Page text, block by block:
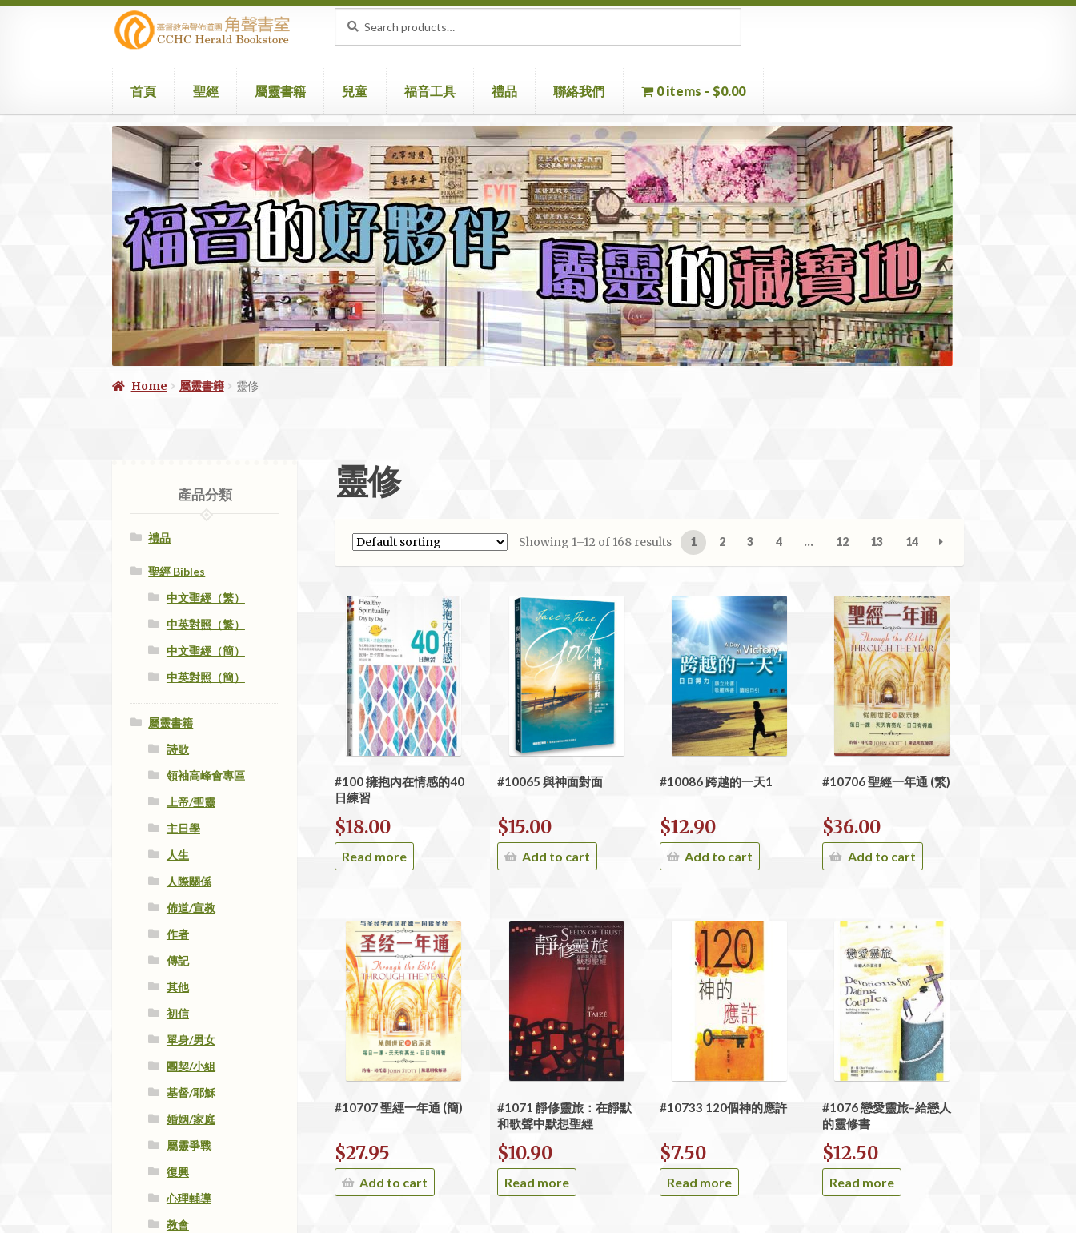
Skip
to
Skip
to
for:
首頁 聖經 屬靈書籍 兒童 福音工具 禮品 聯絡我們 0 items $0.00
HomeAttributionCartCheckout 聖經機 首頁 聖經 聯絡我們
Home 屬靈書籍 靈修
靈修
Showing 1–12 of 168 results 1 2 3 4 … 12 13 14
#100 擁抱內在情感的40
日練習
$18.00
Read more
#10065 與神面對面
$15.00
Add to cart
#10086 跨越的一天1
$12.90
Add to cart
#10706 聖經一年通 (繁)
$36.00
Add to cart
#10707 聖經一年通 (簡)
$27.95
Add to cart
#1071 靜修靈旅：在靜默
和歌聲中默想聖經
$10.90
Read more
#10733 120個神的應許
$7.50
Read more
#1076 戀愛靈旅–給戀人
的靈修書
$12.50
Read more
產品分類
禮品
聖經 Bibles
中文聖經（繁）
中英對照（繁）
中文聖經（簡）
中英對照（簡）
屬靈書籍
詩歌
領袖高峰會專區
上帝/聖靈
主日學
人生
人際關係
佈道/宣教
作者
傳記
其他
初信
單身/男女
團契/小組
基督/耶穌
婚姻/家庭
屬靈爭戰
復興
心理輔導
教會